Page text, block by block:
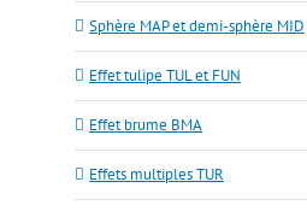
Sphère MAP et demi-sphère MID
Effet tulipe TUL et FUN
Effet brume BMA
Effets multiples TUR